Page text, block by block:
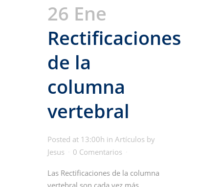
26 Ene
Rectificaciones
de la
columna
vertebral
Posted at 13:00h in Artículos by
Jesus
0 Comentarios
Las Rectificaciones de la columna
vertebral son cada vez más